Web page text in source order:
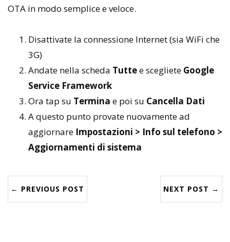
OTA in modo semplice e veloce.
Disattivate la connessione Internet (sia WiFi che
3G)
Andate nella scheda Tuttee scegliete Google
Service Framework
Ora tap su Termina e poi su Cancella Dati
A questo punto provate nuovamente ad
aggiornare Impostazioni > Info sul telefono >
Aggiornamenti di sistema
← PREVIOUS POST NEXT POST →